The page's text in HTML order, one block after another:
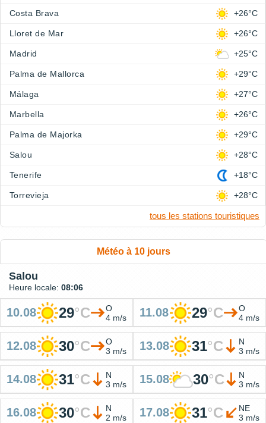
Costa Brava +26°C
Lloret de Mar +26°C
Madrid +25°C
Palma de Mallorca +29°C
Málaga +27°C
Marbella +26°C
Palma de Majorka +29°C
Salou +28°C
Tenerife +18°C
Torrevieja +28°C
tous les stations touristiques
Météo à 10 jours
Salou
Heure locale: 08:06
10.08 29°C
O
4 m/s
11.08 29°C
O
4 m/s
12.08 30°C
O
3 m/s
13.08 31°C
N
3 m/s
14.08 31°C
N
3 m/s
15.08 30°C
N
3 m/s
16.08 30°C
N
2 m/s
17.08 31°C
NE
3 m/s